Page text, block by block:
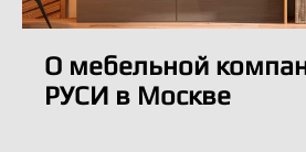
О мебельной
РУСИ в Москве